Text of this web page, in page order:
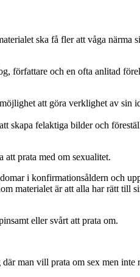
ska få fler att våga närma
författare och en ofta anlitad
att göra verklighet av sin
skapa felaktiga bilder och
prata med om sexualitet.
i konfirmationsåldern och
materialet är att alla har rätt till
eller svårt att prata om.
man vill prata om sex men inte